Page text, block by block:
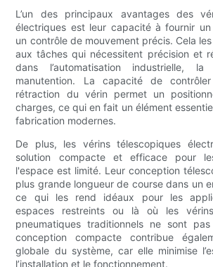
L’un des principaux avantages des
électriques est leur capacité à fournir
un contrôle de mouvement précis. Cela
aux tâches qui nécessitent précision et
dans l’automatisation industrielle,
manutention. La capacité de
rétraction du vérin permet un
charges, ce qui en fait un élément
fabrication modernes.
De plus, les vérins télescopiques
solution compacte et efficace pour
l'espace est limité. Leur conception
plus grande longueur de course dans un
ce qui les rend idéaux pour les
espaces restreints ou là où les
pneumatiques traditionnels ne sont
conception compacte contribue
globale du système, car elle minimise
l’installation et le fonctionnement.